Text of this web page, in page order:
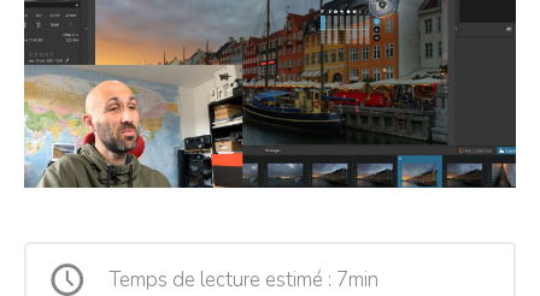
Temps de lecture estimé : 7min